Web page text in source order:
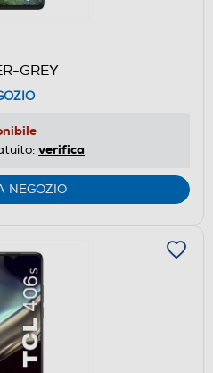
GREY
verifica
NEGOZIO